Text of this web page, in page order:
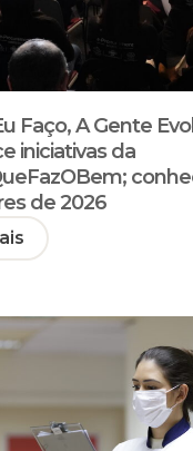
Faço, A Gente
iniciativas da
de 2026